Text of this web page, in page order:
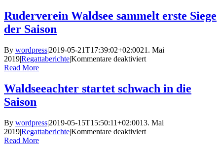
eröffnet
die
Paddling
Saison
Ruderverein Waldsee sammelt erste Siege
der Saison
By wordpress|2019-05-21T17:39:02+02:0021. Mai
2019|Regattaberichte|Kommentare deaktiviertfür
sammelt
erste
Saison
Read More
Waldseeachter startet schwach in die
Saison
By wordpress|2019-05-15T15:50:11+02:0013. Mai
2019|Regattaberichte|Kommentare deaktiviertfür
Read More